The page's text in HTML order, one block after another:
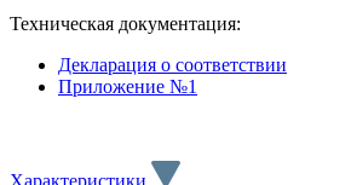
Техническая документация:
Декларация о соответствии
Приложение №1
Характеристики